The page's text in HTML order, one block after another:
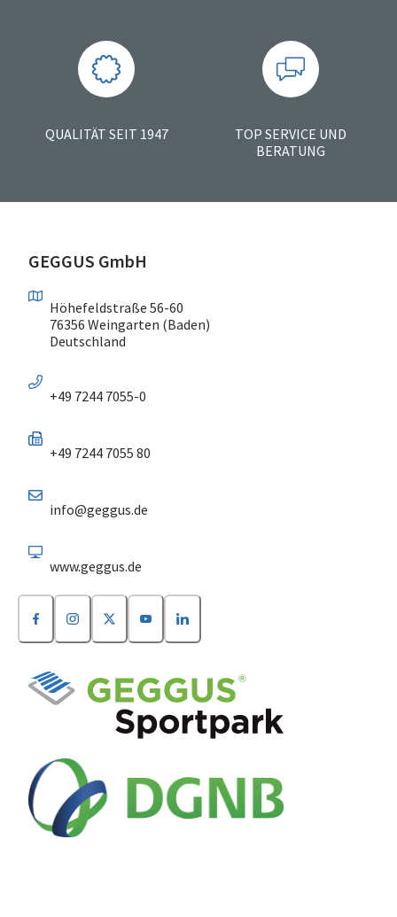
QUALITÄT SEIT 1947
TOP SERVICE UND
BERATUNG
GEGGUS GmbH
Höhefeldstraße 56-60
76356 Weingarten (Baden)
Deutschland
+49 7244 7055-0
+49 7244 7055 80
info@geggus.de
www.geggus.de